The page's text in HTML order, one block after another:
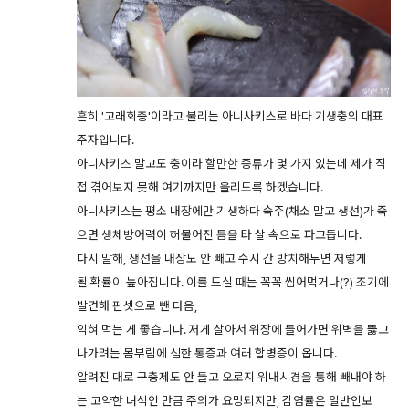
흔히 '고래회충'이라고 불리는 아니사키스로 바다 기생충의 대표
주자입니다.
아니사키스 말고도 충이라 할만한 종류가 몇 가지 있는데 제가 직
접 겪어보지 못해 여기까지만 올리도록 하겠습니다.
아니사키스는 평소 내장에만 기생하다 숙주(채소 말고 생선)가 죽
으면 생체방어력이 허물어진 틈을 타 살 속으로 파고듭니다.
다시 말해, 생선을 내장도 안 빼고 수시 간 방치해두면 저렇게
될 확률이 높아집니다. 이를 드실 때는 꼭꼭 씹어먹거나(?) 조기에
발견해 핀셋으로 뺀 다음,
익혀 먹는 게 좋습니다. 저게 살아서 위장에 들어가면 위벽을 뚫고
나가려는 몸부림에 심한 통증과 여러 합병증이 옵니다.
알려진 대로 구충제도 안 들고 오로지 위내시경을 통해 빼내야 하
는 고약한 녀석인 만큼 주의가 요망되지만, 감염률은 일반인보